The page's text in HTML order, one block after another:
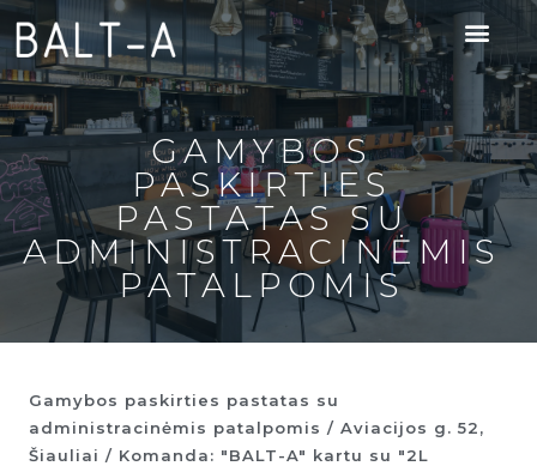
GAMYBOS
PASKIRTIES
PASTATAS SU
ADMINISTRACINĖMIS
PATALPOMIS
Gamybos paskirties pastatas su
administracinėmis patalpomis / Aviacijos g. 52,
Šiauliai / Komanda: "BALT-A" kartu su "2L